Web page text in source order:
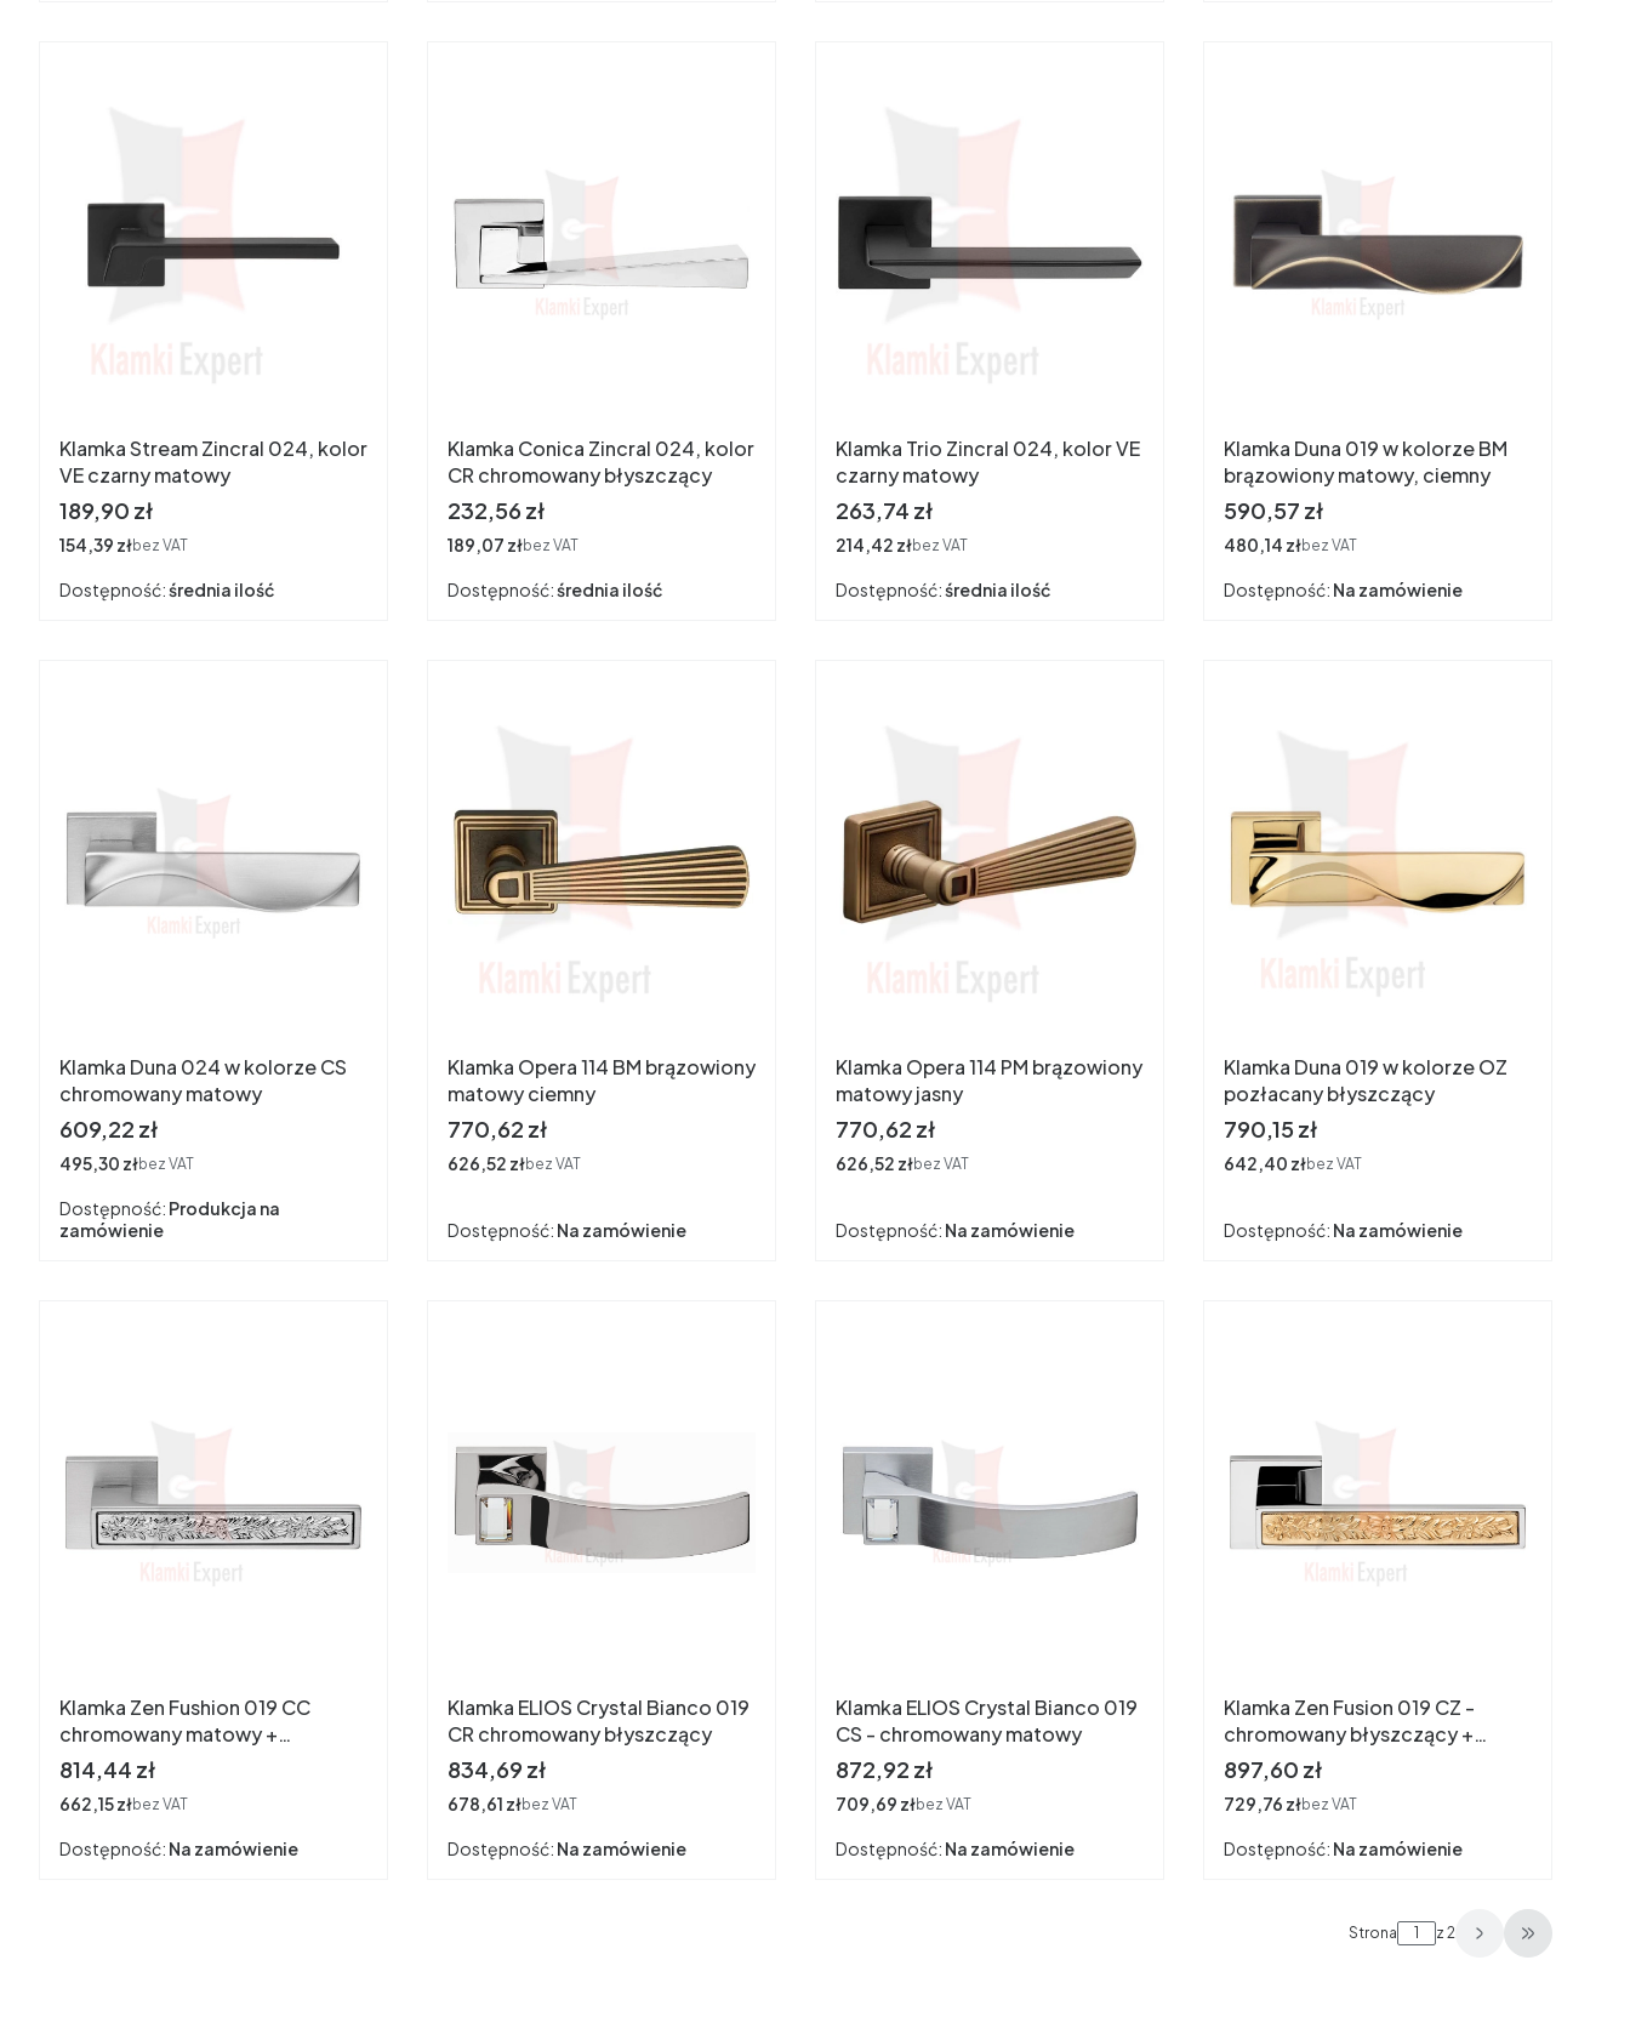
Klamka Stream Zincral 024, kolor
VE czarny matowy
Cena
189,90 zł
Cena
154,39 złbez VAT
Dostępność:średnia ilość
Klamka Conica Zincral 024, kolor
CR chromowany błyszczący
Cena
232,56 zł
Cena
189,07 złbez VAT
Dostępność:średnia ilość
Klamka Trio Zincral 024, kolor VE
czarny matowy
Cena
263,74 zł
Cena
214,42 złbez VAT
Dostępność:średnia ilość
Klamka Duna 019 w kolorze BM
brązowiony matowy, ciemny
Cena
590,57 zł
Cena
480,14 złbez VAT
Dostępność: Na zamówienie
Klamka Duna 024 w kolorze CS
chromowany matowy
Cena
609,22 zł
Cena
495,30 złbez VAT
Dostępność: Produkcja na
zamówienie
Klamka Opera 114 BM brązowiony
matowy ciemny
Cena
770,62 zł
Cena
626,52 złbez VAT
Dostępność: Na zamówienie
Klamka Opera 114 PM brązowiony
matowy jasny
Cena
770,62 zł
Cena
626,52 złbez VAT
Dostępność: Na zamówienie
Klamka Duna 019 w kolorze OZ
pozłacany błyszczący
Cena
790,15 zł
Cena
642,40 złbez VAT
Dostępność: Na zamówienie
Klamka Zen Fushion 019 CC
chromowany matowy +
błyszczący
Cena
814,44 zł
Cena
662,15 złbez VAT
Dostępność: Na zamówienie
Klamka ELIOS Crystal Bianco 019
CR chromowany błyszczący
Cena
834,69 zł
Cena
678,61 złbez VAT
Dostępność: Na zamówienie
Klamka ELIOS Crystal Bianco 019
CS - chromowany matowy
Cena
872,92 zł
Cena
709,69 złbez VAT
Dostępność: Na zamówienie
Klamka Zen Fusion 019 CZ -
chromowany błyszczący +
pozłacany
Cena
897,60 zł
Cena
729,76 złbez VAT
Dostępność: Na zamówienie
Strona z 2 Przejdź do